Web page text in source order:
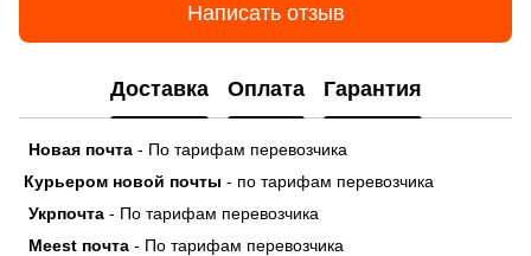
Написать отзыв
Доставка Оплата Гарантия
Новая почта - По тарифам перевозчика
Курьером новой почты - по тарифам перевозчика
Укрпочта - По тарифам перевозчика
Meest почта - По тарифам перевозчика